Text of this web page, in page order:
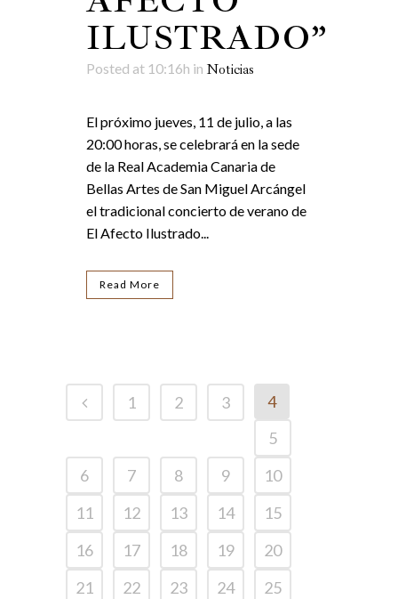
ILUSTRADO”
Posted at 10:16h in Noticias
El próximo jueves, 11 de julio, a las
20:00 horas, se celebrará en la sede
de la Real Academia Canaria de
Bellas Artes de San Miguel Arcángel
el tradicional concierto de verano de
El Afecto Ilustrado...
Read More
1 2 3
4
5
6
7 8 9
10
11
12 13 14
15
16
17 18 19
20
21
22 23 24
25